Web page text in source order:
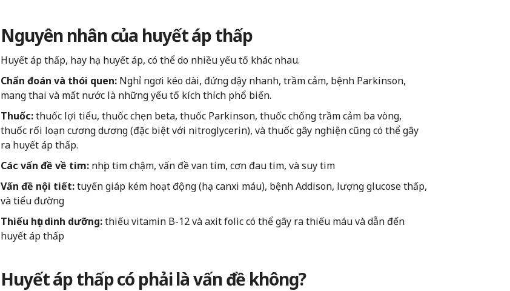
Nguyên nhân của huyết áp thấp
Huyết áp thấp, hay hạ huyết áp, có thể do nhiều yếu tố khác nhau.
Chẩn đoán và thói quen: Nghỉ ngơi kéo dài, đứng dậy nhanh, trầm cảm, bệnh Parkinson,
mang thai và mất nước là những yếu tố kích thích phổ biến.
Thuốc:thuốc lợi tiểu, thuốc chẹn beta, thuốc Parkinson, thuốc chống trầm cảm ba vòng,
thuốc rối loạn cương dương (đặc biệt với nitroglycerin), và thuốc gây nghiện cũng có thể gây
ra huyết áp thấp.
Các vấn đề về tim:nhịp tim chậm, vấn đề van tim, cơn đau tim, và suy tim
Vấn đề nội tiết:tuyến giáp kém hoạt động (hạ canxi máu), bệnh Addison, lượng glucose thấp,
và tiểu đường
Thiếu hụt dinh dưỡng:thiếu vitamin B-12 và axit folic có thể gây ra thiếu máu và dẫn đến
huyết áp thấp
Huyết áp thấp có phải là vấn đề không?